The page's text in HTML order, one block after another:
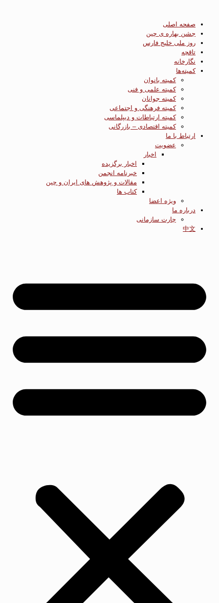
صفحه اصلی
جشن بهاره ی چین
روز ملی خلیج فارس
تاقچه
نگارخانه
کمیته‌ها
کمیته بانوان
کمیته علمی و فنی
کمیته جوانان
کمیته فرهنگی و اجتماعی
کمیته ارتباطات و دیپلماسی
کمیته اقتصادی – بازرگانی
ارتباط با ما
عضویت
اخبار
اخبار برگزیده
خبرنامه انجمن
مقالات و پژوهش های ایران و چین
کتاب ها
ویژه اعضا
درباره ما
چارت سازمانی
中文